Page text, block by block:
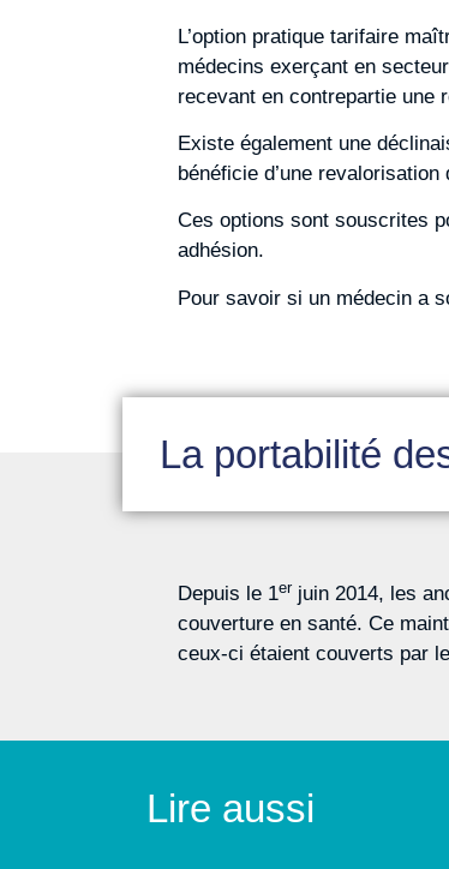
L’option pratique tarifaire
médecins exerçant en
recevant en contrepartie une
Existe également une
bénéficie d’une
Ces options sont souscrites
adhésion.
Pour savoir si un médecin a
La portabilité
Depuis le 1erjuin 2014, les
couverture en santé. Ce
ceux-ci étaient couverts par
Lire aussi